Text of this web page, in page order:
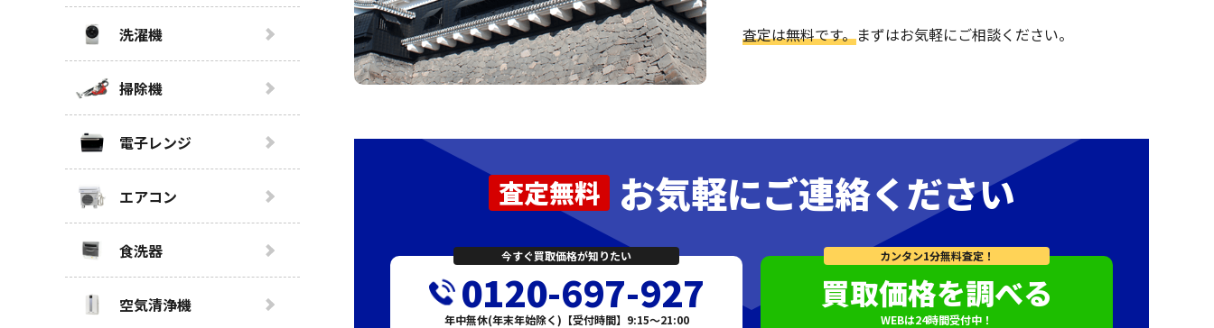
査定は無料です。まずはお気軽にご相談ください。
査定無料 お気軽にご連絡ください
今すぐ買取価格が知りたい
0120-697-927
年中無休(年末年始除く)【受付時間】9:15～21:00
カンタン1分無料査定！
買取価格を調べる
WEBは24時間受付中！
洗濯機
掃除機
電子レンジ
エアコン
食洗器
空気清浄機